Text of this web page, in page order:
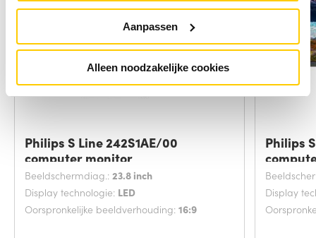
Aanpassen
Alleen noodzakelijke cookies
Philips S Line 242S1AE/00
computer monitor
Beeldschermdiag.: 23.8 inch
Display technologie: LED
Oorspronkelijke beeldverhouding: 16:9
Philips
Display